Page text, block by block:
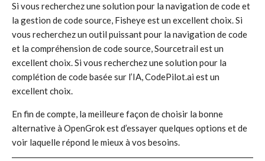
Si vous recherchez une solution pour la navigation de code et
la gestion de code source, Fisheye est un excellent choix. Si
vous recherchez un outil puissant pour la navigation de code
et la compréhension de code source, Sourcetrail est un
excellent choix. Si vous recherchez une solution pour la
complétion de code basée sur l’IA, CodePilot.ai est un
excellent choix.
En fin de compte, la meilleure façon de choisir la bonne
alternative à OpenGrok est d’essayer quelques options et de
voir laquelle répond le mieux à vos besoins.